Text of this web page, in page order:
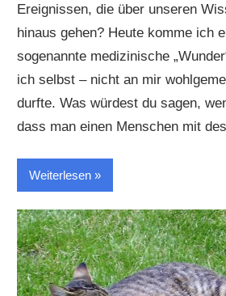
Ereignissen, die über unseren
hinaus gehen? Heute komme ich
sogenannte medizinische
ich selbst – nicht an mir
durfte. Was würdest du sagen,
dass man einen Menschen mit
Weiterlesen